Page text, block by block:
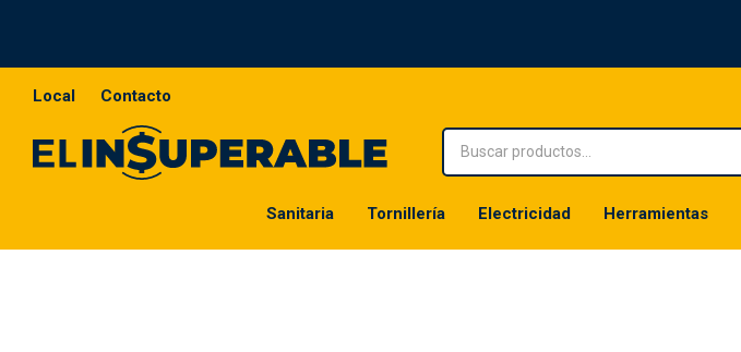
Sanitaria Tornillería Electricidad Herramientas
Local Contacto